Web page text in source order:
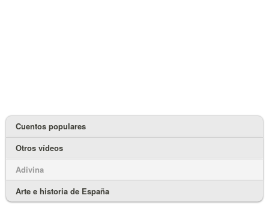
Cuentos populares
Otros vídeos
Adivina
Arte e historia de España